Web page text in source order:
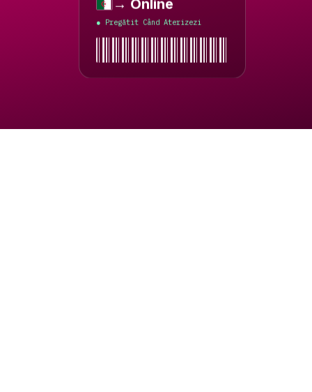
Algeria
→ Online
● Pregătit Când Aterizezi